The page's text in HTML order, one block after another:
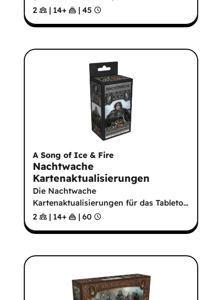
2
| 14+ | 45
A Song of Ice & Fire
Nachtwache
Kartenaktualisierungen
Die Nachtwache
Kartenaktualisierungen für das Tableto…
2
| 14+ | 60